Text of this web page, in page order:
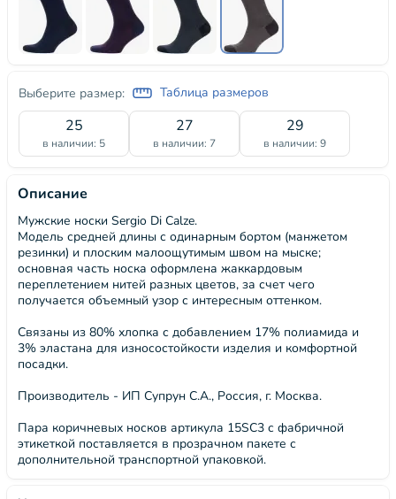
Выберите размер: Таблица размеров
25
в наличии: 5
27
в наличии: 7
29
в наличии: 9
Описание
Мужские носки Sergio Di Calze.
Модель средней длины с одинарным бортом (манжетом
резинки) и плоским малоощутимым швом на мыске;
основная часть носка оформлена жаккардовым
переплетением нитей разных цветов, за счет чего
получается объемный узор с интересным оттенком.
Связаны из 80% хлопка с добавлением 17% полиамида и
3% эластана для износостойкости изделия и комфортной
посадки.
Производитель - ИП Супрун С.А., Россия, г. Москва.
Пара коричневых носков артикула 15SC3 с фабричной
этикеткой поставляется в прозрачном пакете с
дополнительной транспортной упаковкой.